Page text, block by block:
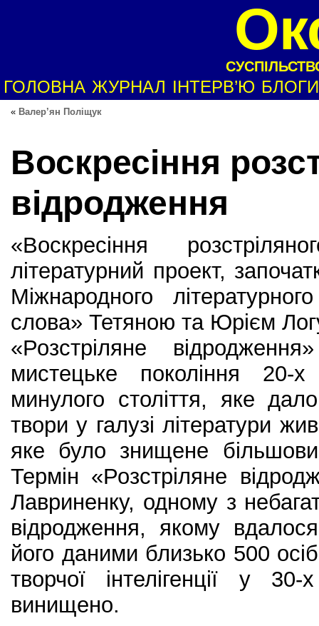
ГОЛОВНА ЖУРНАЛ ІНТЕРВ’Ю БЛОГИ
« Валер’ян Поліщук
Воскресіння
відродження
«Воскресіння
літературний проект,
Міжнародного
слова» Тетяною та Юрієм
«Розстріляне
мистецьке покоління
минулого століття, яке
твори у галузі літератури
яке було знищене
Термін «Розстріляне
Лавриненку, одному з
відродження, якому
його даними близько 500
творчої інтелігенції у
винищено.